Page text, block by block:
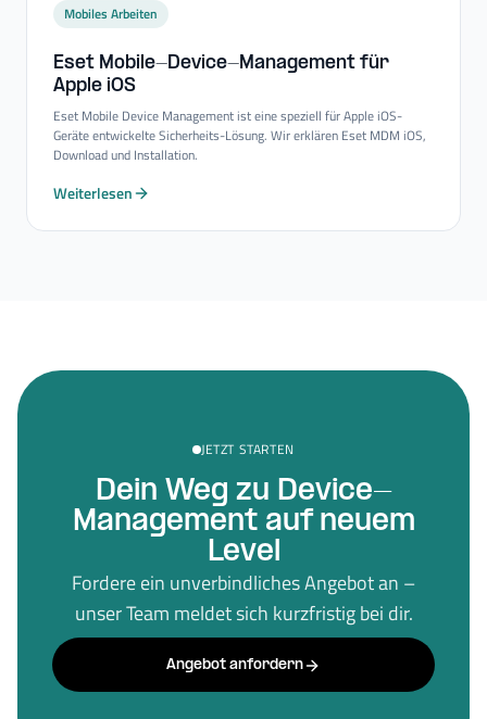
Mobiles Arbeiten
Eset Mobile-​Device-​Management für
Apple iOS
Eset Mobile Device Management ist eine speziell für Apple iOS-
Geräte entwickelte Sicherheits-Lösung. Wir erklären Eset MDM iOS,
Download und Installation.
Weiterlesen
JETZT STARTEN
Dein Weg zu Device-
Management auf neuem
Level
Fordere ein unverbindliches Angebot an –
unser Team meldet sich kurzfristig bei dir.
Angebot anfordern